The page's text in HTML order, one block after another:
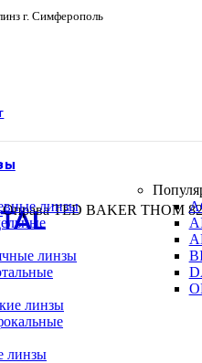
г. Симферополь
линзы
линзы
линзы
линзы
Оправа TED BAKER THOM